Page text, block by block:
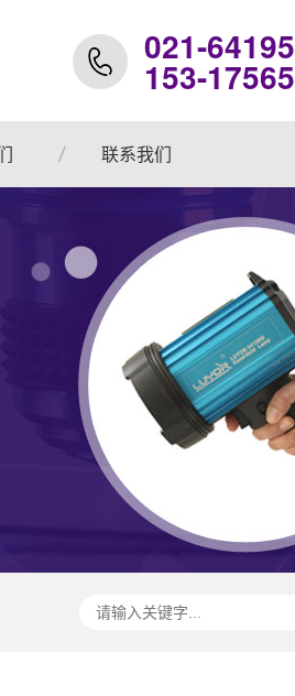
021-
153-
联系我们